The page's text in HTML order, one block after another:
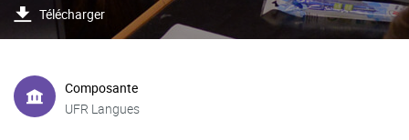
Télécharger
Composante
UFR Langues